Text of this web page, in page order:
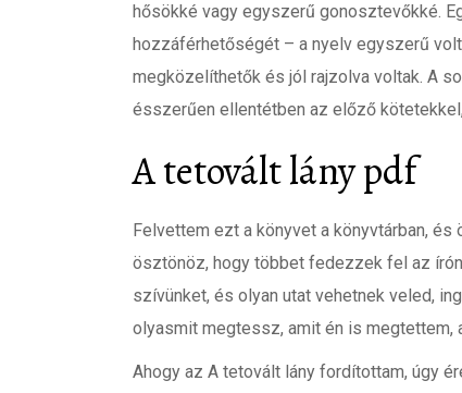
hősökké vagy egyszerű gonosztevőkké.
hozzáférhetőségét – a nyelv egyszerű
megközelíthetők és jól rajzolva voltak. A
ésszerűen ellentétben az előző
A tetovált lány pdf
Felvettem ezt a könyvet a könyvtárban,
ösztönöz, hogy többet fedezzek fel az
szívünket, és olyan utat vehetnek veled,
olyasmit megtessz, amit én is megtettem,
Ahogy az A tetovált lány fordítottam, úgy